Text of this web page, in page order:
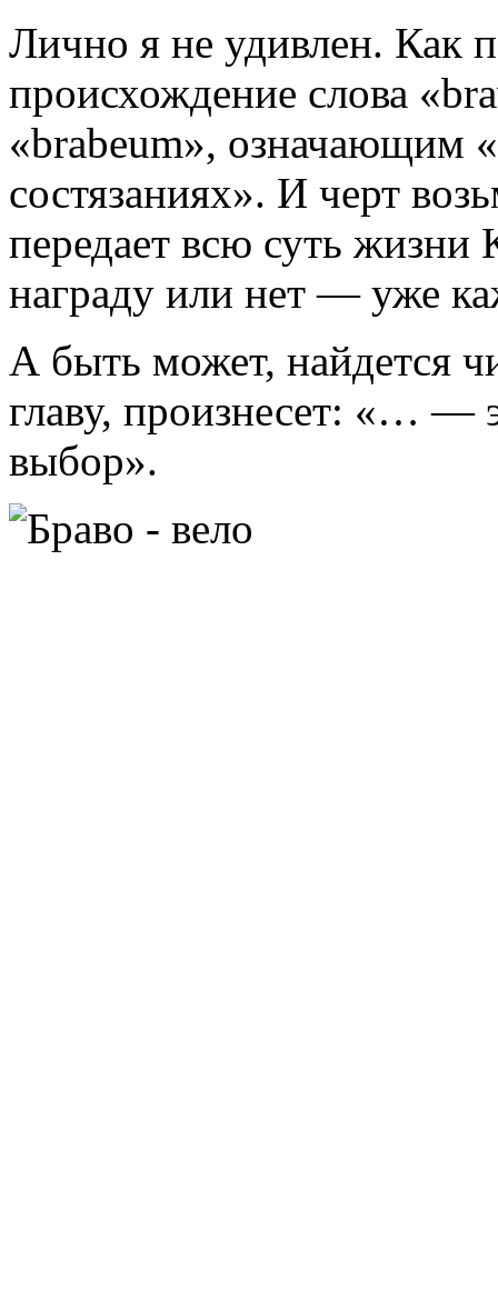
Лично я не удивлен. Как
происхождение слова
«brabeum», означающим
состязаниях». И черт
передает всю суть жизни
награду или нет — уже
А быть может, найдется
главу, произнесет: «… —
выбор».